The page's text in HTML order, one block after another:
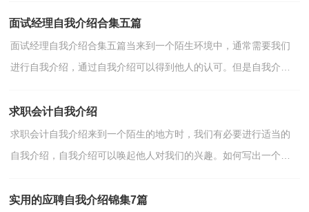
面试经理自我介绍合集五篇
面试经理自我介绍合集五篇当来到一个陌生环境中，通常需要我们
进行自我介绍，通过自我介绍可以得到他人的认可。但是自我介绍
求职会计自我介绍
求职会计自我介绍来到一个陌生的地方时，我们有必要进行适当的
自我介绍，自我介绍可以唤起他人对我们的兴趣。如何写出一个与
实用的应聘自我介绍锦集7篇